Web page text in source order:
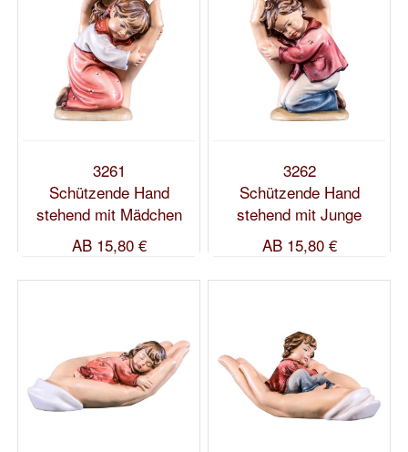
3261
Schützende Hand
stehend mit Mädchen
AB15,80 €
3262
Schützende Hand
stehend mit Junge
AB15,80 €